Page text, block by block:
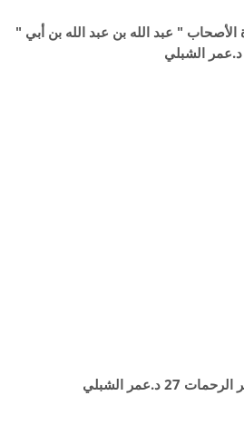
حياة الأصحاب " عبد الله بن عبد الله بن أبي "
د.عمر الشبلي
د.عمر الشبلي